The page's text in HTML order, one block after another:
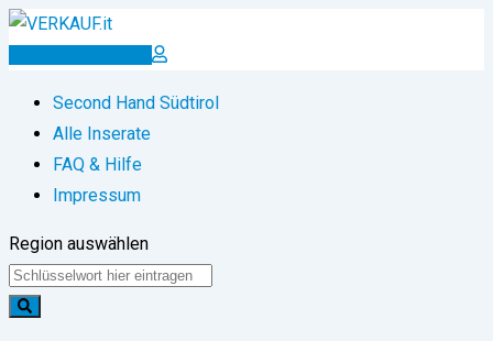
Zum
Inserat erstellen
Second Hand Südtirol
Alle Inserate
FAQ & Hilfe
Impressum
Region auswählen